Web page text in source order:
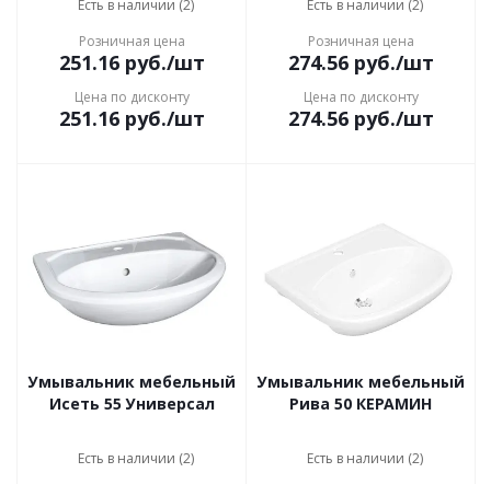
Есть в наличии (2)
Розничная цена
251.16руб./шт
Цена по дисконту
251.16руб./шт
Есть в наличии (2)
Розничная цена
274.56руб./шт
Цена по дисконту
274.56руб./шт
Умывальник мебельный
Исеть 55 Универсал
Есть в наличии (2)
Умывальник мебельный
Рива 50 КЕРАМИН
Есть в наличии (2)